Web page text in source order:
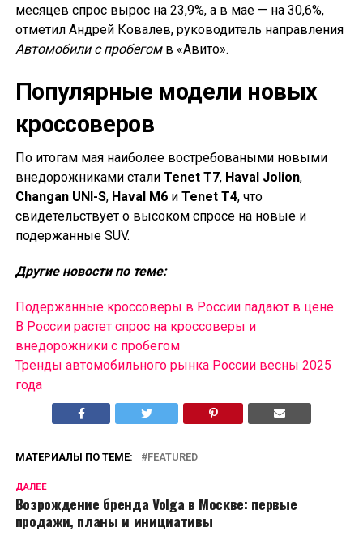
месяцев спрос вырос на 23,9%, а в мае — на 30,6%,
отметил Андрей Ковалев, руководитель направления
Автомобили с пробегомв «Авито».
Популярные модели новых
кроссоверов
По итогам мая наиболее востребоваными новыми
внедорожниками стали Tenet T7, Haval Jolion,
Changan UNI-S, Haval M6и Tenet T4, что
свидетельствует о высоком спросе на новые и
подержанные SUV.
Другие новости по теме:
Подержанные кроссоверы в России падают в цене
В России растет спрос на кроссоверы и
внедорожники с пробегом
Тренды автомобильного рынка России весны 2025
года
МАТЕРИАЛЫ ПО ТЕМЕ: FEATURED
ДАЛЕЕ
Возрождение бренда Volga в Москве: первые
продажи, планы и инициативы